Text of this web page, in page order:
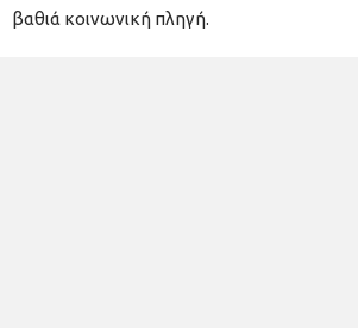
βαθιά κοινωνική πληγή.